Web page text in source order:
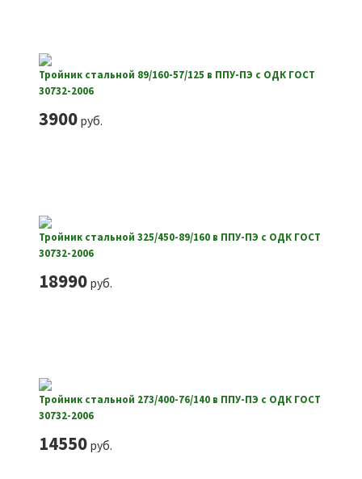
Тройник стальной 89/160-57/125 в ППУ-ПЭ с ОДК ГОСТ
30732-2006
3900руб.
Тройник стальной 325/450-89/160 в ППУ-ПЭ с ОДК ГОСТ
30732-2006
18990руб.
Тройник стальной 273/400-76/140 в ППУ-ПЭ с ОДК ГОСТ
30732-2006
14550руб.